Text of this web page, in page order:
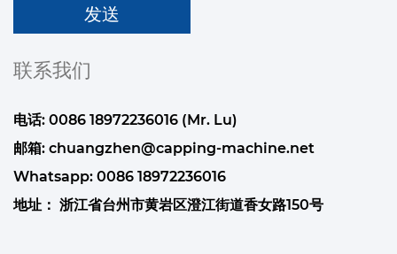
联系我们
电话: 0086 18972236016 (Mr. Lu)
邮箱: chuangzhen@capping-machine.net
Whatsapp: 0086 18972236016
地址： 浙江省台州市黄岩区澄江街道香女路150号